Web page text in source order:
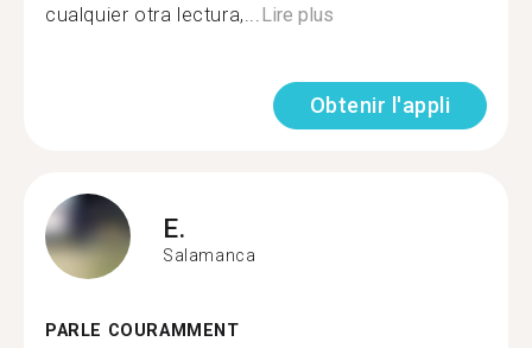
cualquier otra lectura,...Lire plus
Obtenir l'appli
E.
Salamanca
PARLE COURAMMENT